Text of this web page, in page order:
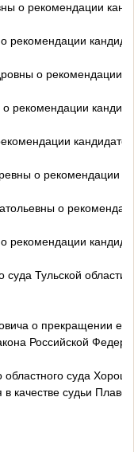
о рекомендации
о рекомендации
рекомендации
о рекомендации
о
суда Тульской
о прекращении его
Российской
областного суда
качестве судьи